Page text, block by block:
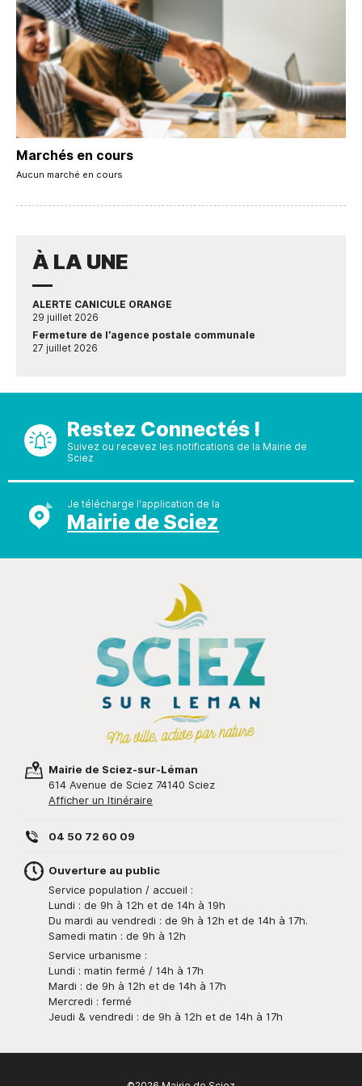
Marchés en cours
Aucun marché en cours
À LA UNE
ALERTE CANICULE ORANGE
29 juillet 2026
Fermeture de l’agence postale communale
27 juillet 2026
Restez Connectés !
Suivez ou recevez les notifications de la Mairie de
Sciez
Je télécharge l'application de la
Mairie de Sciez
Mairie de Sciez-sur-Léman
614 Avenue de Sciez 74140 Sciez
Afficher un Itinéraire
04 50 72 60 09
Ouverture au public
Service population / accueil :
Lundi : de 9h à 12h et de 14h à 19h
Du mardi au vendredi : de 9h à 12h et de 14h à 17h.
Samedi matin : de 9h à 12h
Service urbanisme :
Lundi : matin fermé / 14h à 17h
Mardi : de 9h à 12h et de 14h à 17h
Mercredi : fermé
Jeudi & vendredi : de 9h à 12h et de 14h à 17h